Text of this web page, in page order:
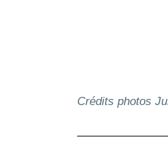
Crédits photos